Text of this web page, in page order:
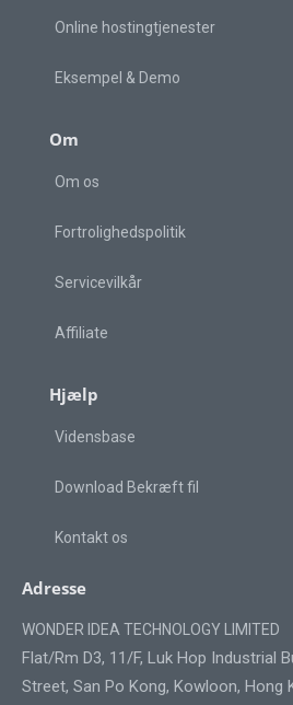
Online hostingtjenester
Eksempel & Demo
Om
Om os
Fortrolighedspolitik
Servicevilkår
Affiliate
Hjælp
Vidensbase
Download Bekræft fil
Kontakt os
Adresse
WONDER IDEA TECHNOLOGY LIMITED
Flat/Rm D3, 11/F, Luk Hop Industrial
Street, San Po Kong, Kowloon, Hong